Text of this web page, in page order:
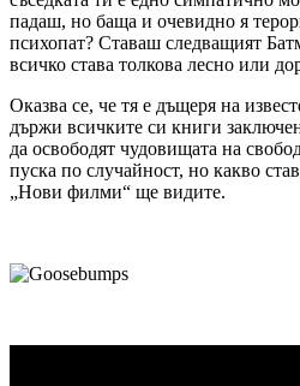
падаш, но баща и очевидно я
психопат? Ставаш следващият
всичко става толкова лесно или
Оказва се, че тя е дъщеря на
държи всичките си книги
да освободят чудовищата на
пуска по случайност, но какво
„Нови филми“ ще видите.